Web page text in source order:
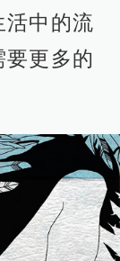
活中的流
更多的